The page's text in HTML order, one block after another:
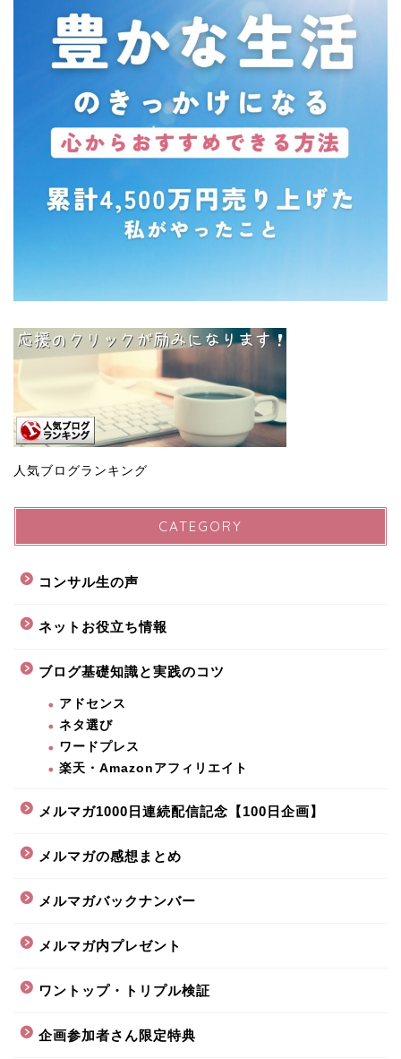
人気ブログランキング
CATEGORY
コンサル生の声
ネットお役立ち情報
ブログ基礎知識と実践のコツ
アドセンス
ネタ選び
ワードプレス
楽天・Amazonアフィリエイト
メルマガ1000日連続配信記念【100日企画】
メルマガの感想まとめ
メルマガバックナンバー
メルマガ内プレゼント
ワントップ・トリプル検証
企画参加者さん限定特典